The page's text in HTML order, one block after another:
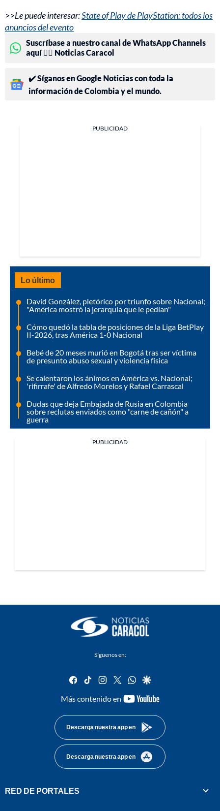
>>Le puede interesar:State of Play de PlayStation: todos los
anuncios del evento
Suscríbase a nuestro canal de WhatsApp Channels
aquí 👉🏻 Noticias Caracol
✔️ Síganos en Google Noticias con toda la
información de Colombia y el mundo.
PUBLICIDAD
Lo último
David González, pletórico por triunfo sobre Nacional;
"América mostró la jerarquía que le pedían"
Cómo quedó la tabla de posiciones de la Liga BetPlay
II-2026, tras América 1-0 Nacional
Bebé de 20 meses murió en Bogotá tras ser víctima
de presunto abuso sexual y violencia física
Se calentaron los ánimos en América vs. Nacional;
'rifirrafe' de Alfredo Morelos y Rafael Carrascal
Dudas que deja Embajada de Rusia en Colombia
sobre reclutas enviados como "carne de cañón" a
guerra
PUBLICIDAD
Síguenos en:
facebook
tiktok instagram
twitterwhatsapp
google
Más contenido en
youtube-
Descarga nuestra app en
Descarga nuestra app en
RED DE PORTALES